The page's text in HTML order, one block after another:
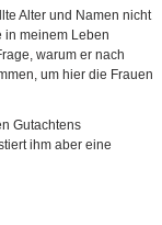
Alter und Namen nicht
in meinem Leben
warum er nach
um hier die Frauen
Gutachtens
ihm aber eine